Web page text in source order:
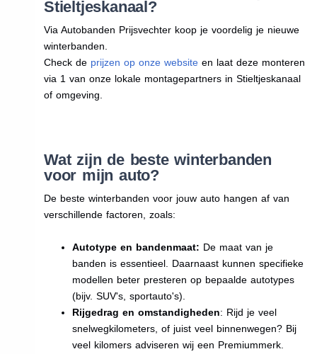
Stieltjeskanaal?
Via Autobanden Prijsvechter koop je voordelig je nieuwe
winterbanden.
Check de prijzen op onze websiteen laat deze monteren
via 1 van onze lokale montagepartners in Stieltjeskanaal
of omgeving.
Wat zijn de beste winterbanden
voor mijn auto?
De beste winterbanden voor jouw auto hangen af van
verschillende factoren, zoals:
Autotype en bandenmaat: De maat van je
banden is essentieel. Daarnaast kunnen specifieke
modellen beter presteren op bepaalde autotypes
(bijv. SUV's, sportauto's).
Rijgedrag en omstandigheden: Rijd je veel
snelwegkilometers, of juist veel binnenwegen? Bij
veel kilomers adviseren wij een Premiummerk.